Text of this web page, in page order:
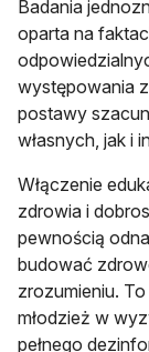
Badania
oparta na
występowania
postawy
własnych, jak i
Włączenie
zdrowia i
pewnością
budować
zrozumieniu.
młodzież w
pełnego